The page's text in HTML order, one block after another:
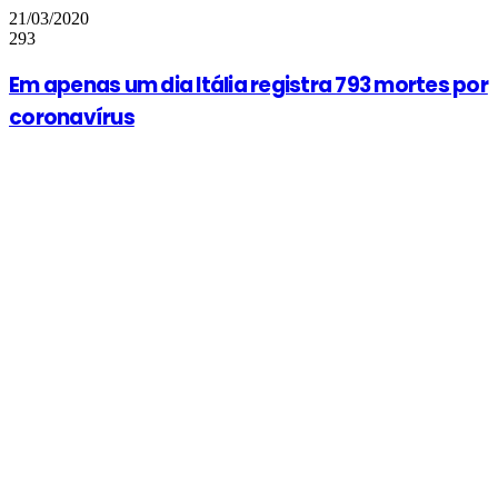
21/03/2020
293
Em apenas um dia Itália registra 793 mortes por
coronavírus